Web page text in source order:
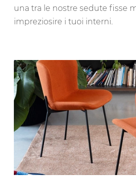
una tra le nostre sedute fisse
impreziosire i tuoi interni.